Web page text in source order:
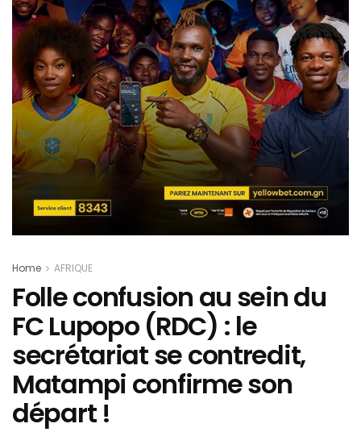
Home AFRIQUE
Folle confusion au sein du
FC Lupopo (RDC) : le
secrétariat se contredit,
Matampi confirme son
départ !